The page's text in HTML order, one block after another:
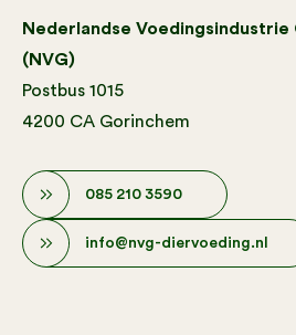
Nederlandse Voedingsindustrie
(NVG)
Postbus 1015
4200 CA Gorinchem
085 210 3590
info@nvg-diervoeding.nl